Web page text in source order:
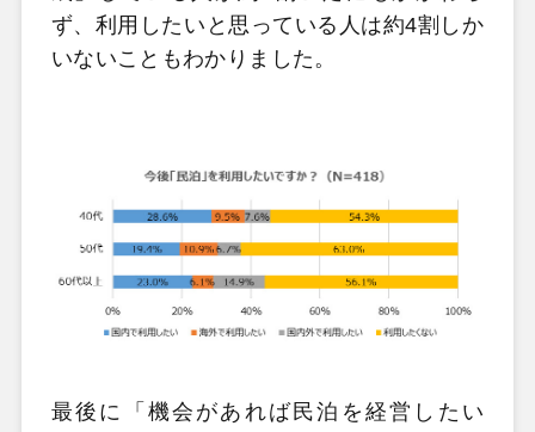
ず、利用したいと思っている人は約4割しか
いないこともわかりました。
最後に「機会があれば民泊を経営したい